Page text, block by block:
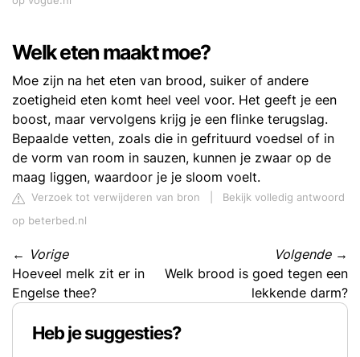
Welk eten maakt moe?
Moe zijn na het eten van brood, suiker of andere
zoetigheid eten komt heel veel voor. Het geeft je een
boost, maar vervolgens krijg je een flinke terugslag.
Bepaalde vetten, zoals die in gefrituurd voedsel of in
de vorm van room in sauzen, kunnen je zwaar op de
maag liggen, waardoor je je sloom voelt.
Verzoek tot verwijderen van bron
Bekijk volledig antwoord
op beterbed.nl
← Vorige
Hoeveel melk zit er in
Engelse thee?
Volgende→
Welk brood is goed tegen een
lekkende darm?
Heb je suggesties?